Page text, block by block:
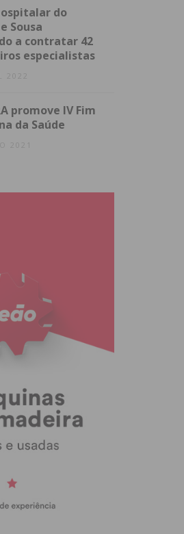
do
Sousa
a contratar 42
especialistas
2022
promove IV Fim
da Saúde
2021